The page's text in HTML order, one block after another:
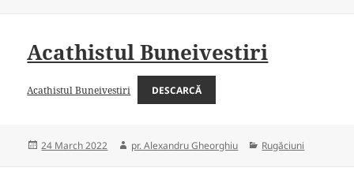
Acathistul Buneivestiri
Acathistul Buneivestiri DESCARCĂ
Posted
24 March 2022 Author
pr. Alexandru Gheorghiu Categories
Rugăciuni